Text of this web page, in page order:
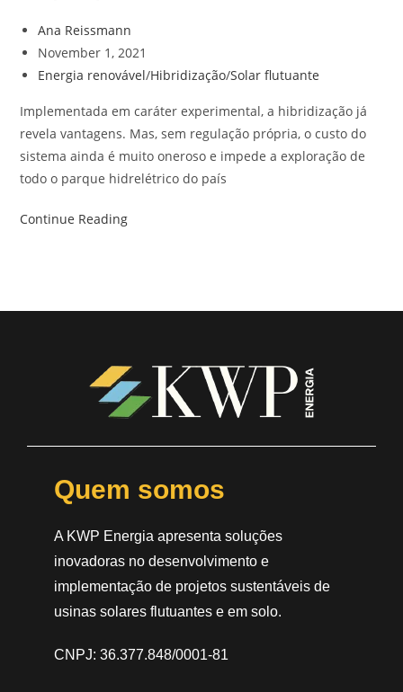
Ana Reissmann
November 1, 2021
Energia renovável/Hibridização/Solar flutuante
Implementada em caráter experimental, a hibridização já
revela vantagens. Mas, sem regulação própria, o custo do
sistema ainda é muito oneroso e impede a exploração de
todo o parque hidrelétrico do país
Continue Reading
Quem somos
A KWP Energia apresenta soluções
inovadoras no desenvolvimento e
implementação de projetos sustentáveis de
usinas solares flutuantes e em solo.
CNPJ: 36.377.848/0001-81